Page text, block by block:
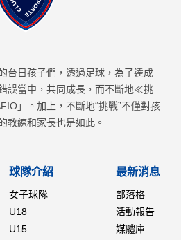
台日孩子們，透過足球，為了達成
誤當中，共同成長，而不斷地≪挑
」。加上，不斷地“挑戰”不僅對孩
教練和家長也是如此。
球隊介紹
女子球隊
U18
U15
最新消息
部落格
活動報告
媒體庫